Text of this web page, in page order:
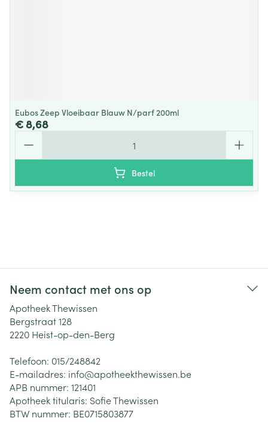
Eubos Zeep Vloeibaar Blauw N/parf 200ml
€ 8,68
Bestel
Neem contact met ons op
Apotheek Thewissen
Bergstraat 128
2220 Heist-op-den-Berg
Telefoon: 015/248842
E-mailadres: info@apotheekthewissen.be
APB nummer: 121401
Apotheek titularis: Sofie Thewissen
BTW nummer: BE0715803877